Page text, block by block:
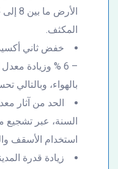
المكثف.
– 6 % وزيادة
بالهواء، وبالتالي
السنة، عبر تشجيع
استخدام الأسقف
زيادة قدرة